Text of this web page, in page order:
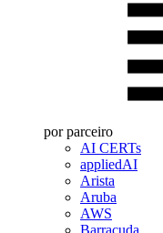
por parceiro
AI CERTs
appliedAI
Arista
Aruba
AWS
Barracuda